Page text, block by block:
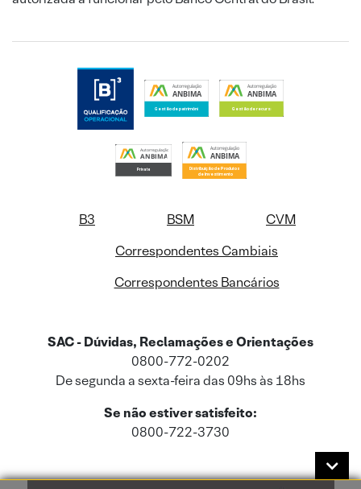
B3 BSM
CVM
Correspondentes Cambiais
Correspondentes Bancários
SAC - Dúvidas, Reclamações e Orientações
0800-772-0202
De segunda a sexta-feira das 09hs às 18hs
Se não estiver satisfeito:
0800-722-3730